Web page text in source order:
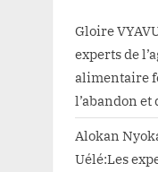
Gloire
experts de
alimentaire
l’abandon et
Alokan
Uélé:Les